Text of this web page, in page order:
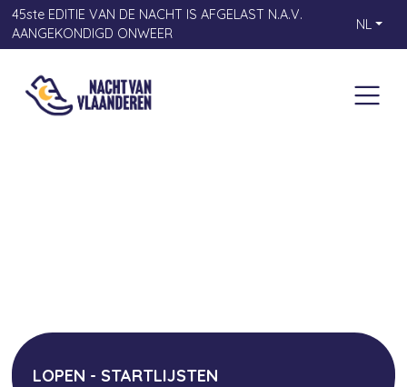
45ste EDITIE VAN DE NACHT IS AFGELAST N.A.V.
AANGEKONDIGD ONWEER
NL
LOPEN - STARTLIJSTEN